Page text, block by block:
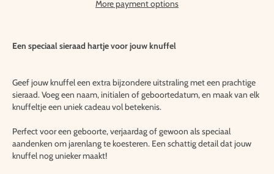
More payment options
Een speciaal sieraad hartje voor jouw knuffel
Geef jouw knuffel een extra bijzondere uitstraling met een prachtige
sieraad. Voeg een naam, initialen of geboortedatum, en maak van elk
knuffeltje een uniek cadeau vol betekenis.
Perfect voor een geboorte, verjaardag of gewoon als speciaal
aandenken om jarenlang te koesteren. Een schattig detail dat jouw
knuffel nog unieker maakt!